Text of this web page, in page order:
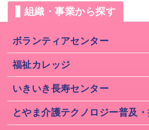
2026年07月06日
福祉カレッジ
№29 強度行動障害支援者養成
組織・事業から探す
ボランティアセンター
福祉カレッジ
いきいき長寿センター
とやま介護テクノロジー普及